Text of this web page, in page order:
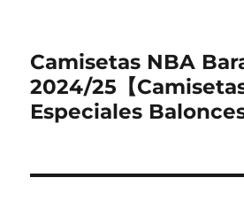
Camisetas NBA
2024/25【
Especiales